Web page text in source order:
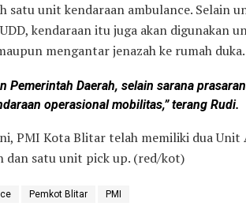
satu unit kendaraan ambulance. Selain
kendaraan itu juga akan digunakan
mengantar jenazah ke rumah duka.
Pemerintah Daerah, selain sarana
operasional mobilitas,” terang Rudi.
PMI Kota Blitar telah memiliki dua Unit
dan satu unit pick up. (red/kot)
Pemkot Blitar PMI